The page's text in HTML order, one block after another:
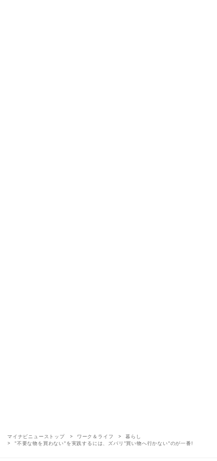
マイナビニューストップ ワーク＆ライフ
暮らし
"不要な物を買わない"を実践するには、ズバリ"買い物へ行かない"のが一番!